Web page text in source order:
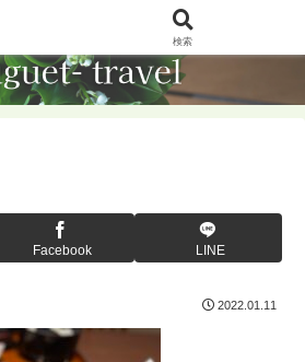
Facebook LINE
2022.01.11
検索